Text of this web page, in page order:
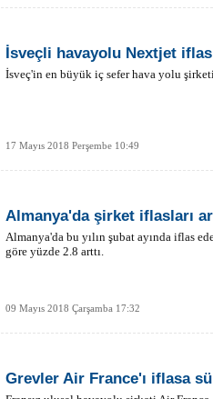
İsveçli havayolu Nextjet
İsveç'in en büyük iç sefer hava yolu
17 Mayıs 2018 Perşembe 10:49
Almanya'da şirket iflasları
Almanya'da bu yılın şubat ayında iflas
göre yüzde 2.8 arttı.
09 Mayıs 2018 Çarşamba 17:32
Grevler Air France'ı iflasa